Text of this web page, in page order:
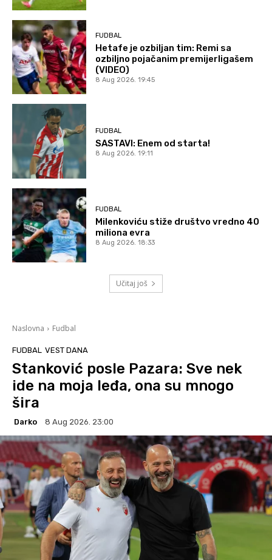
FUDBAL
Hetafe je ozbiljan tim: Remi sa
ozbiljno pojačanim premijerligašem
(VIDEO)
8 Aug 2026. 19:45
FUDBAL
SASTAVI: Enem od starta!
8 Aug 2026. 19:11
FUDBAL
Milenkoviću stiže društvo vredno 40
miliona evra
8 Aug 2026. 18:33
Učitaj još